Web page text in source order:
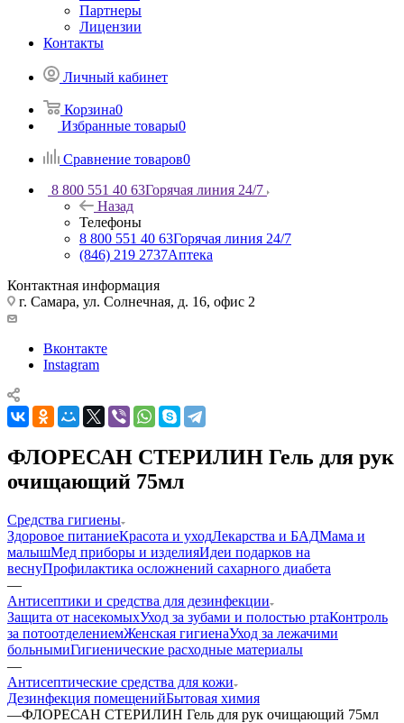
Партнеры
Лицензии
Контакты
Личный кабинет
Корзина0
Избранные товары0
Сравнение товаров0
8 800 551 40 63Горячая линия 24/7
Назад
Телефоны
8 800 551 40 63Горячая линия 24/7
(846) 219 2737Аптека
Контактная информация
г. Самара, ул. Солнечная, д. 16, офис 2
Вконтакте
Instagram
ФЛОРЕСАН СТЕРИЛИН Гель для рук
очищающий 75мл
Средства гигиены
Здоровое питаниеКрасота и уходЛекарства и БАДМама и
малышМед приборы и изделияИдеи подарков на
веснуПрофилактика осложнений сахарного диабета
—
Антисептики и средства для дезинфекции
Защита от насекомыхУход за зубами и полостью ртаКонтроль
за потоотделениемЖенская гигиенаУход за лежачими
больнымиГигиенические расходные материалы
—
Антисептические средства для кожи
Дезинфекция помещенийБытовая химия
—ФЛОРЕСАН СТЕРИЛИН Гель для рук очищающий 75мл